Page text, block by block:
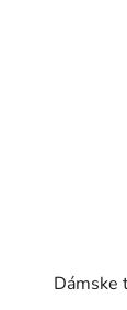
Dámske